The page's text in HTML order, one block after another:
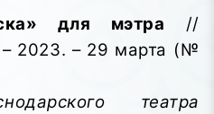
для мэтра //
– 2023. – 29 марта (№
театра